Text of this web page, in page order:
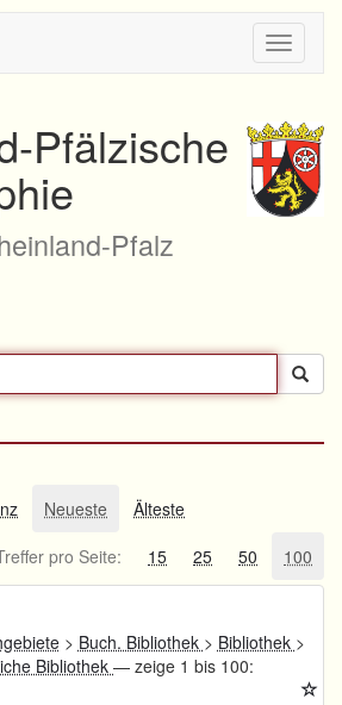
ein/
Pfälzische
Pfalz
Neueste
Älteste
pro Seite:
15 25 50 100
> Buch. Bibliothek > Bibliothek >
Bibliothek — zeige 1 bis 100: